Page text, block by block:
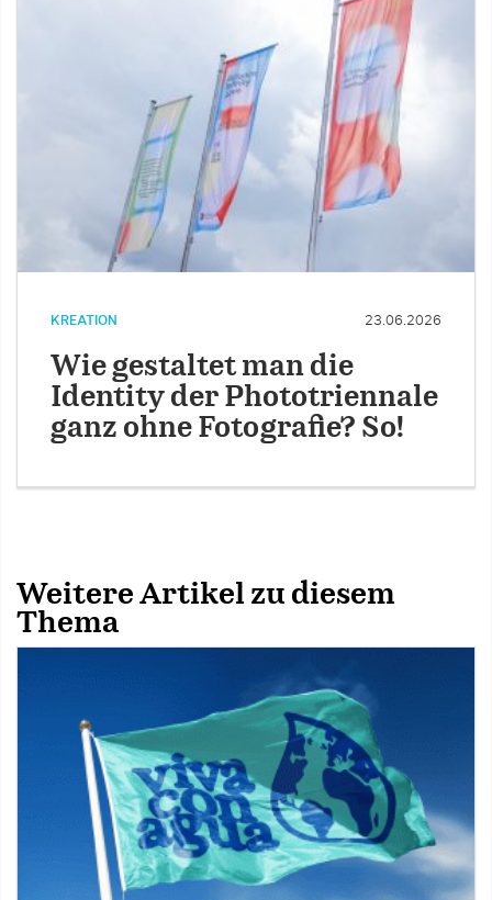
KREATION 23.06.2026
Wie gestaltet man die
Identity der Phototriennale
ganz ohne Fotografie? So!
Weitere Artikel zu diesem
Thema